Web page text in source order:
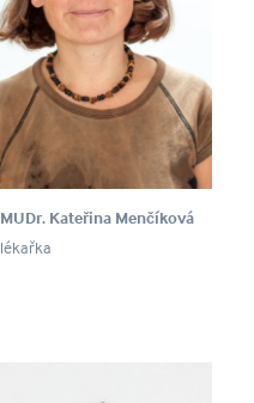
MUDr. Kateřina Menčíková
lékařka